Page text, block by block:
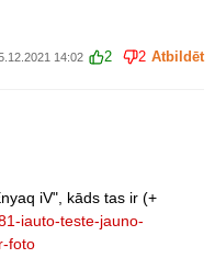
14:02 2 2 Atbildēt
iV", kāds tas ir (+
iauto-teste-jauno-
foto